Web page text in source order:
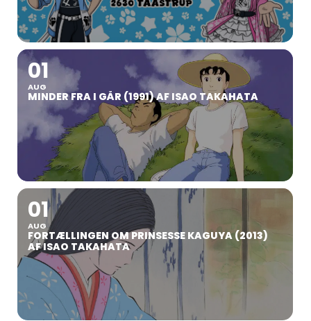
01
AUG
MINDER FRA I GÅR (1991) AF ISAO TAKAHATA
01
AUG
FORTÆLLINGEN OM PRINSESSE KAGUYA (2013)
AF ISAO TAKAHATA